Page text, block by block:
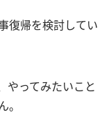
復帰を検討してい
やってみたいこと